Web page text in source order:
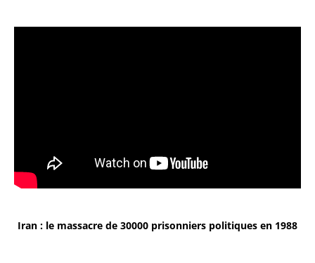
Iran : le massacre de 30000 prisonniers politiques en 1988